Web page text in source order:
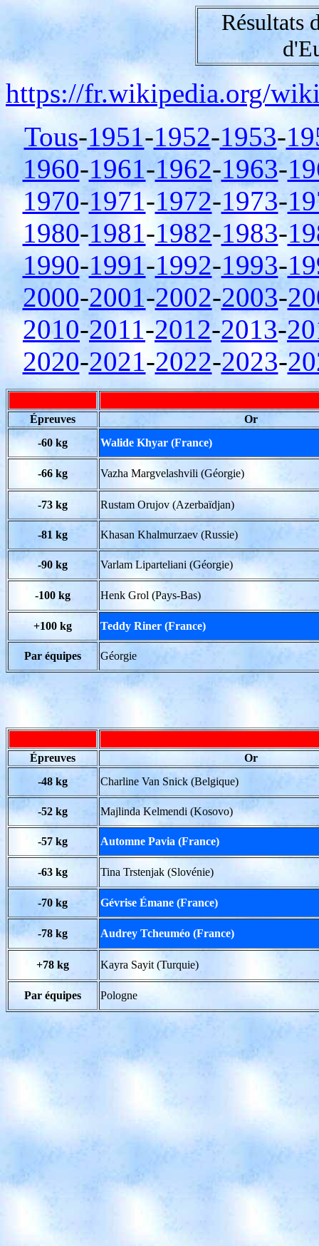
Résultats
https://fr.wikipedia.org/
Tous-1951-1952-1953-
1960-1961-1962-1963-
1970-1971-1972-1973-
1980-1981-1982-1983-
1990-1991-1992-1993-
2000-2001-2002-2003-
2010-2011-2012-2013-
2020-2021-2022-2023-
Épreuves
Or
-60 kg
Walide Khyar (France)
-66 kg Vazha Margvelashvili (Géorgie)
-73 kg Rustam Orujov (Azerbaïdjan)
-81 kg Khasan Khalmurzaev (Russie)
-90 kg Varlam Liparteliani (Géorgie)
-100 kg Henk Grol (Pays-Bas)
+100 kg Teddy Riner (France)
Par équipes Géorgie
Épreuves
Or
-48 kg
Charline Van Snick (Belgique)
-52 kg Majlinda Kelmendi (Kosovo)
-57 kg Automne Pavia (France)
-63 kg Tina Trstenjak (Slovénie)
-70 kg Gévrise Émane (France)
-78 kg Audrey Tcheuméo (France)
+78 kg Kayra Sayit (Turquie)
Par équipes Pologne